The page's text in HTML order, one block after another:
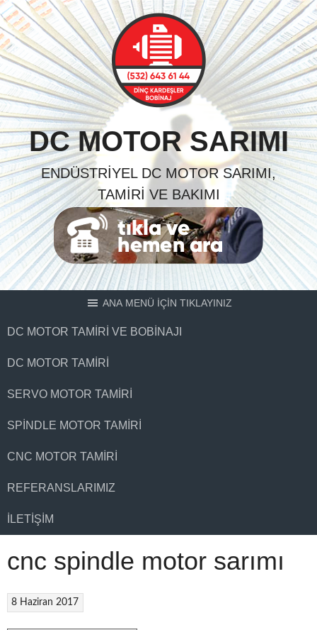
Skip
to
content
DC MOTOR SARIMI
ENDÜSTRIYEL DC MOTOR SARIMI,
TAMIRI VE BAKIMI
ANA MENÜ İÇİN TIKLAYINIZ
DC MOTOR TAMIRI VE BOBINAJI
DC MOTOR TAMIRI
SERVO MOTOR TAMIRI
SPINDLE MOTOR TAMIRI
CNC MOTOR TAMIRI
REFERANSLARIMIZ
İLETIŞIM
cnc spindle motor sarımı
8 Haziran 2017